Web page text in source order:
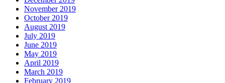
November 2019
October 2019
August 2019
July 2019
June 2019
May 2019
April 2019
March 2019
February 2019